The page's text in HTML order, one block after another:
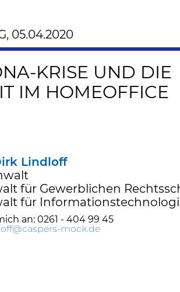
05.04.2020
KRISE UND DIE
IM HOMEOFFICE
Lindloff
für Gewerblichen
für
an: 0261 - 404 99 45
mock.de